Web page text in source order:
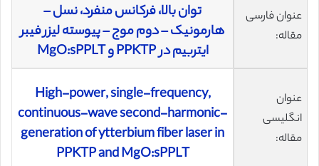
عنوان فارسی
مقاله:
توان بالا، فرکانس منفرد، نسل –
هارمونیک – دوم موج – پیوسته‌ لیزر فیبر
ایتربیم در PPKTP و MgO:sPPLT
عنوان
انگلیسی
مقاله:
High-power, single-frequency,
continuous-wave second-harmonic-
generation of ytterbium fiber laser in
PPKTP and MgO:sPPLT